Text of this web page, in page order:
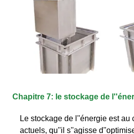
Chapitre 7: le stockage de
Le stockage de l''énergie est
actuels, qu''il s''agisse